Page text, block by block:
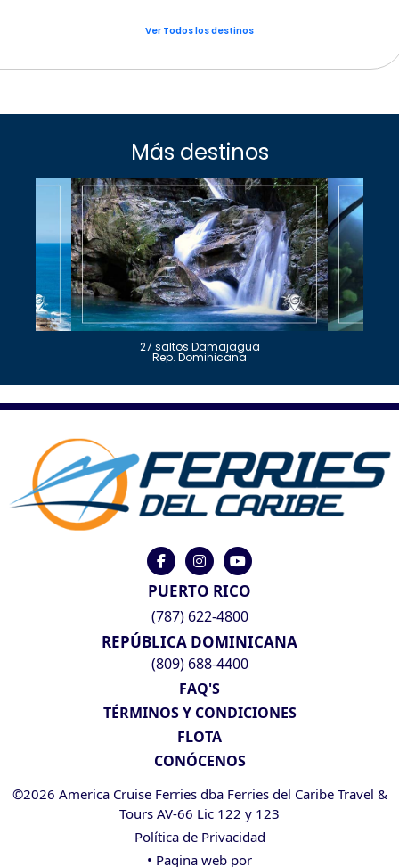
Ver Todos los destinos
Más destinos
27 saltos Damajagua
Rep. Dominicana
PUERTO RICO
(787) 622-4800
REPÚBLICA DOMINICANA
(809) 688-4400
FAQ'S
TÉRMINOS Y CONDICIONES
FLOTA
CONÓCENOS
©2026 America Cruise Ferries dba Ferries del Caribe Travel &
Tours AV-66 Lic 122 y 123
Política de Privacidad
• Pagina web por